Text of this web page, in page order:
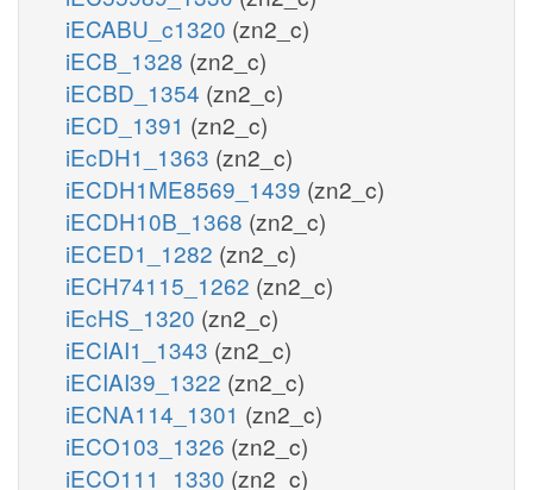
iECABU_c1320 (zn2_c)
iECB_1328 (zn2_c)
iECBD_1354 (zn2_c)
iECD_1391 (zn2_c)
iEcDH1_1363 (zn2_c)
iECDH1ME8569_1439 (zn2_c)
iECDH10B_1368 (zn2_c)
iECED1_1282 (zn2_c)
iECH74115_1262 (zn2_c)
iEcHS_1320 (zn2_c)
iECIAI1_1343 (zn2_c)
iECIAI39_1322 (zn2_c)
iECNA114_1301 (zn2_c)
iECO103_1326 (zn2_c)
iECO111_1330 (zn2_c)